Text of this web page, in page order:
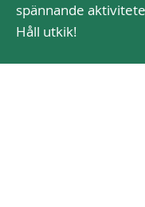
spännande
Håll utkik!